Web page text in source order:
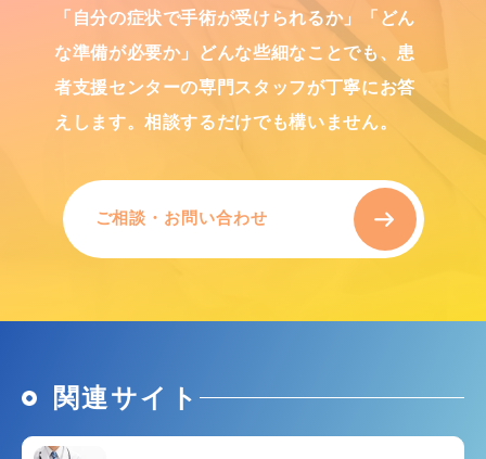
「自分の症状で手術が受けられるか」「どん
な準備が必要か」
どんな些細なことでも、患
者支援センターの専門スタッフが丁寧にお答
えします。相談するだけでも構いません。
ご相談・お問い合わせ
関連サイト